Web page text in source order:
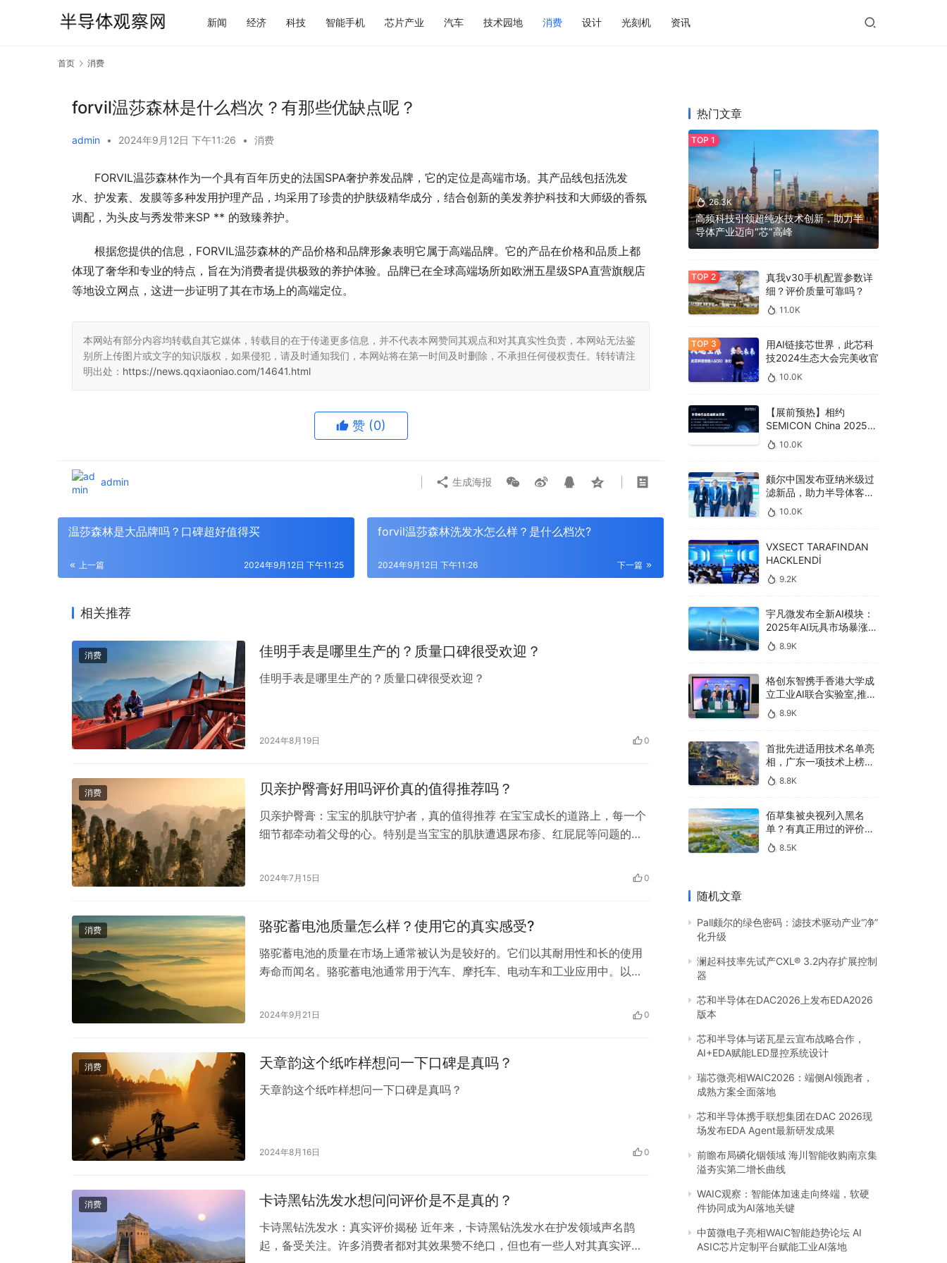
新闻 经济 科技 智能手机 芯片产业 汽车 技术园地 消费 设计 光刻机 资讯
首页 消费
forvil温莎森林是什么档次？有那些优缺点呢？
admin • 2024年9月12日 下午11:26 • 消费
FORVIL温莎森林作为一个具有百年历史的法国SPA奢护养发品牌，它的定位是高端市场。其产品线包括洗发
水、护发素、发膜等多种发用护理产品，均采用了珍贵的护肤级精华成分，结合创新的美发养护科技和大师级的香氛
调配，为头皮与秀发带来SP ** 的致臻养护。
根据您提供的信息，FORVIL温莎森林的产品价格和品牌形象表明它属于高端品牌。它的产品在价格和品质上都
体现了奢华和专业的特点，旨在为消费者提供极致的养护体验。品牌已在全球高端场所如欧洲五星级SPA直营旗舰店
等地设立网点，这进一步证明了其在市场上的高端定位。
本网站有部分内容均转载自其它媒体，转载目的在于传递更多信息，并不代表本网赞同其观点和对其真实性负责，本网站无法鉴
别所上传图片或文字的知识版权，如果侵犯，请及时通知我们，本网站将在第一时间及时删除，不承担任何侵权责任。转转请注
明出处： https://news.qqxiaoniao.com/14641.html
赞 (0)
admin 生成海报
温莎森林是大品牌吗？口碑超好值得买
上一篇 2024年9月12日 下午11:25
forvil温莎森林洗发水怎么样？是什么档次?
下一篇
2024年9月12日 下午11:26
相关推荐
消费 佳明手表是哪里生产的？质量口碑很受欢迎？
佳明手表是哪里生产的？质量口碑很受欢迎？
2024年8月19日 0
消费 贝亲护臀膏好用吗评价真的值得推荐吗？
贝亲护臀膏：宝宝的肌肤守护者，真的值得推荐 在宝宝成长的道路上，每一个
细节都牵动着父母的心。特别是当宝宝的肌肤遭遇尿布疹、红屁屁等问题的困
重要。今天，我们就来谈谈备受家长们信赖的贝亲护臀膏，看看它是否真的好
2024年7月15日 0
消费 骆驼蓄电池质量怎么样？使用它的真实感受?
骆驼蓄电池的质量在市场上通常被认为是较好的。它们以其耐用性和长的使用
寿命而闻名。骆驼蓄电池通常用于汽车、摩托车、电动车和工业应用中。以下
度的材料制成，这使它们更加耐用。它们的含铅量较多，通常重量较重，这也
2024年9月21日 0
消费 天章韵这个纸咋样想问一下口碑是真吗？
天章韵这个纸咋样想问一下口碑是真吗？
2024年8月16日 0
消费 卡诗黑钻洗发水想问问评价是不是真的？
卡诗黑钻洗发水：真实评价揭秘 近年来，卡诗黑钻洗发水在护发领域声名鹊
起，备受关注。许多消费者都对其效果赞不绝口，但也有一些人对其真实评价
热门文章
26.3K
高频科技引领超纯水技术创新，助力半
导体产业迈向“芯”高峰
真我v30手机配置参数详
细？评价质量可靠吗？
11.0K
用AI链接芯世界，此芯科
技2024生态大会完美收官
10.0K
【展前预热】相约
SEMICON China 2025，
德克威尔总线解决方案革
新助力半导体设备高效升
10.0K
颇尔中国发布亚纳米级过
滤新品，助力半导体客户
良率提升
10.0K
VXSECT TARAFINDAN
HACKLENDİ
9.2K
宇凡微发布全新AI模块：
2025年AI玩具市场暴涨
400亿，90%传统厂商的
生死战即将打响
8.9K
格创东智携手香港大学成
立工业AI联合实验室,推进
AMHS智能物料搬运调度
系统研发
8.9K
首批先进适用技术名单亮
相，广东一项技术上榜，
有何独特之处？
8.8K
佰草集被央视列入黑名
单？有真正用过的评价
吗？8.5K
随机文章
Pall颇尔的绿色密码：滤技术驱动产业“净”
化升级
澜起科技率先试产CXL® 3.2内存扩展控制
器
芯和半导体在DAC2026上发布EDA2026
版本
芯和半导体与诺瓦星云宣布战略合作，
AI+EDA赋能LED显控系统设计
瑞芯微亮相WAIC2026：端侧AI领跑者，
成熟方案全面落地
芯和半导体携手联想集团在DAC 2026现
场发布EDA Agent最新研发成果
前瞻布局磷化铟领域 海川智能收购南京集
溢夯实第二增长曲线
WAIC观察：智能体加速走向终端，软硬
件协同成为AI落地关键
中茵微电子亮相WAIC智能趋势论坛 AI
ASIC芯片定制平台赋能工业AI落地